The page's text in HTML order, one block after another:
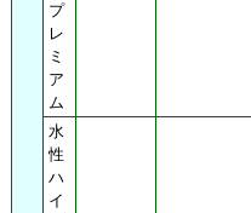
プ
レ
ミ
ア
ム
水
性
ハ
イ